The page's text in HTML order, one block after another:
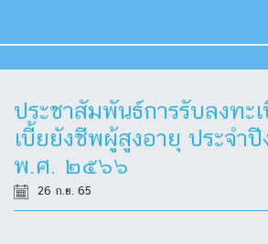
ประชาสัมพันธ์การรับลงทะ
เบี้ยยังชีพผู้สูงอายุ ประจำ
พ.ศ. ๒๕๖๖
26 ก.ย. 65